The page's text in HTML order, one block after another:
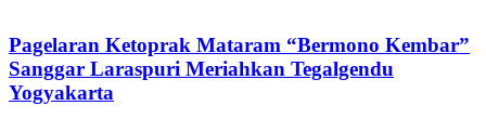
Pagelaran Ketoprak Mataram “Bermono Kembar”
Sanggar Laraspuri Meriahkan Tegalgendu
Yogyakarta